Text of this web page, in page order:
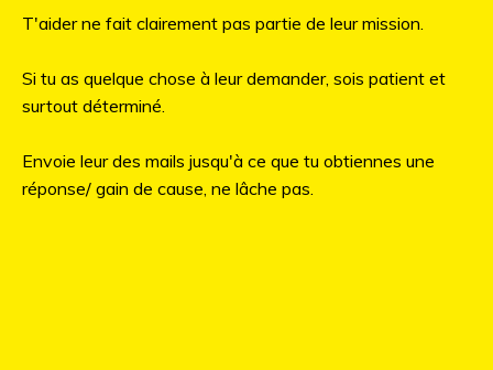
T'aider ne fait clairement pas partie de leur mission.
Si tu as quelque chose à leur demander, sois patient et
surtout déterminé.
Envoie leur des mails jusqu'à ce que tu obtiennes une
réponse/ gain de cause, ne lâche pas.